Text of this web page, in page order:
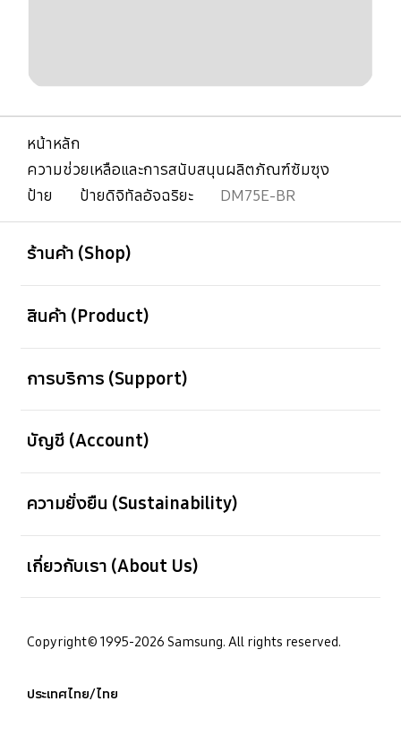
หน้าหลัก
ความช่วยเหลือและการสนับสนุนผลิตภัณฑ์ซัมซุง
ป้าย
ป้ายดิจิทัลอัจฉริยะ DM75E-BR
ร้านค้า (Shop)
สินค้า (Product)
การบริการ (Support)
บัญชี (Account)
ความยั่งยืน (Sustainability)
เกี่ยวกับเรา (About Us)
Copyright© 1995-2026 Samsung. All rights reserved.
ประเทศไทย/ไทย